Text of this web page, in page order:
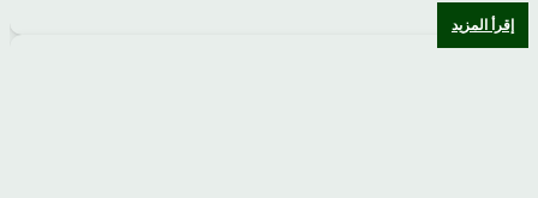
إقرأ المزيد